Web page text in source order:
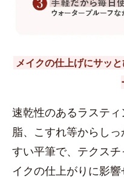
メイクの仕上げにサッ
速乾性のあるラステ
脂、こすれ等からし
すい平筆で、テクス
イクの仕上がりに影